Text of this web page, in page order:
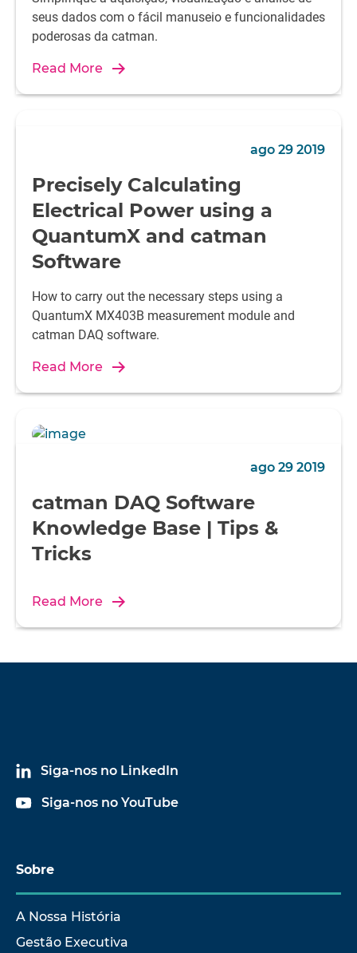
seus dados com o fácil manuseio e funcionalidades
poderosas da catman.
Read More
ago 29 2019
Precisely Calculating
Electrical Power using a
QuantumX and catman
Software
How to carry out the necessary steps using a
QuantumX MX403B measurement module and
catman DAQ software.
Read More
ago 29 2019
catman DAQ Software
Knowledge Base | Tips &
Tricks
Read More
Siga-nos no LinkedIn
Siga-nos no YouTube
Sobre
A Nossa História
Gestão Executiva